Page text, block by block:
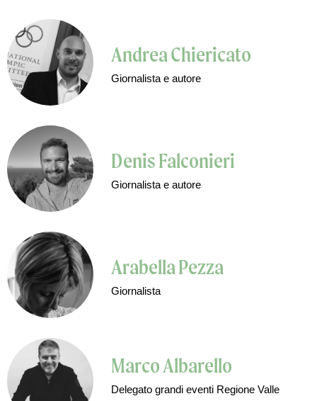
Andrea Chiericato
Giornalista e autore
Denis Falconieri
Giornalista e autore
Arabella Pezza
Giornalista
Marco Albarello
Delegato grandi eventi Regione Valle